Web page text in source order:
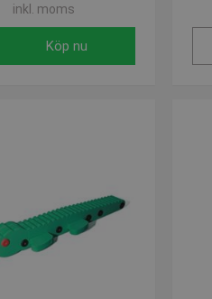
inkl. moms
Köp nu
som
och används för att
ett unikt värde för
såsom